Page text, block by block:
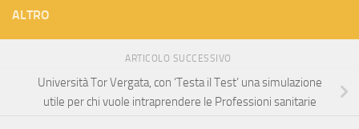
ALTRO
ARTICOLO SUCCESSIVO
Università Tor Vergata, con ‘Testa il Test’ una simulazione
utile per chi vuole intraprendere le Professioni sanitarie